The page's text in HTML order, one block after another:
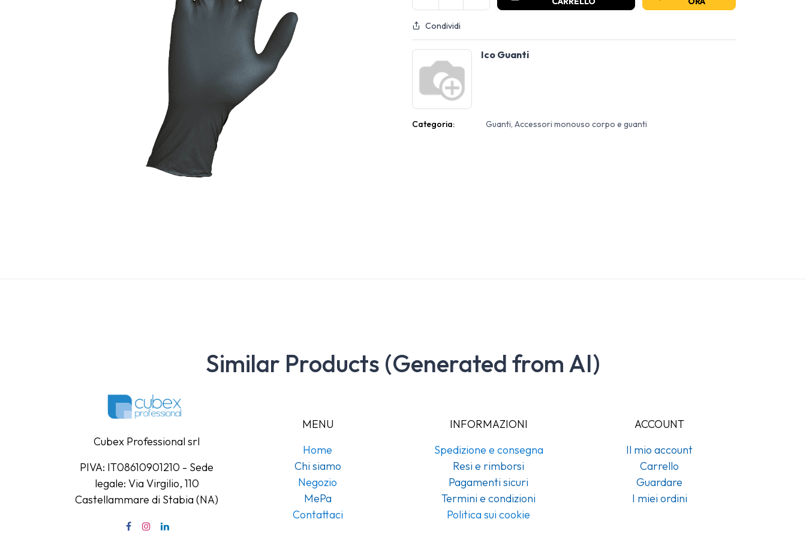
Condividi
Ico Guanti
Categoria: Guanti, Accessori monouso corpo e guanti
Similar Products (Generated from AI)
Cubex Professional srl
PIVA: IT08610901210 - Sede
legale: Via Virgilio, 110
Castellammare di Stabia (NA)
MENU
Home
Chi siamo
Negozio
MePa
Contattaci
INFORMAZIONI
Spedizione e consegna
Resi e rimborsi
Pagamenti sicuri
Termini e condizioni
Politica sui cookie
ACCOUNT
Il mio account
Carrello
Guardare
I miei ordini